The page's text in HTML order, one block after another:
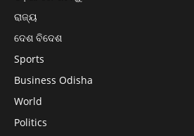
ରାଜ୍ୟ
ଦେଶ ବିଦେଶ
Sports
Business Odisha
World
Politics